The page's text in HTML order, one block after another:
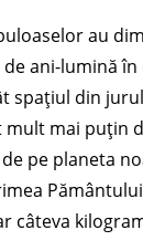
au
ani-lumină
spațiul din
mult mai puțin
pe planeta
câteva